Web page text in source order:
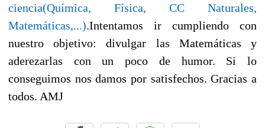
ciencia(Química, Física, CC Naturales,
Matemáticas,...).Intentamos ir cumpliendo con
nuestro objetivo: divulgar las Matemáticas y
aderezarlas con un poco de humor. Si lo
conseguimos nos damos por satisfechos. Gracias a
todos. AMJ